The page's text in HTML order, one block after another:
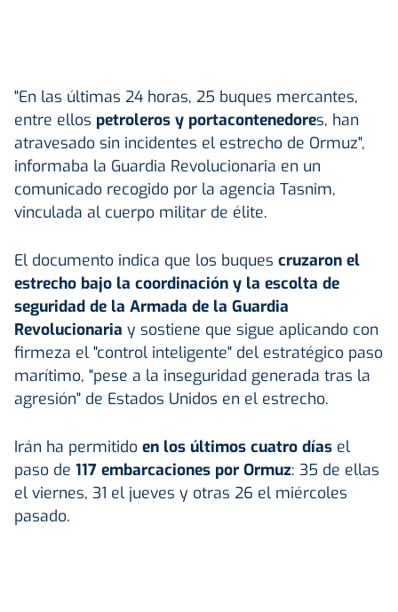
"En las últimas 24 horas, 25 buques mercantes,
entre ellos petroleros y portacontenedores, han
atravesado sin incidentes el estrecho de Ormuz",
informaba la Guardia Revolucionaria en un
comunicado recogido por la agencia Tasnim,
vinculada al cuerpo militar de élite.
El documento indica que los buques cruzaron el
estrecho bajo la coordinación y la escolta de
seguridad de la Armada de la Guardia
Revolucionaria y sostiene que sigue aplicando con
firmeza el "control inteligente" del estratégico paso
marítimo, "pese a la inseguridad generada tras la
agresión" de Estados Unidos en el estrecho.
Irán ha permitido en los últimos cuatro días el
paso de 117 embarcaciones por Ormuz: 35 de ellas
el viernes, 31 el jueves y otras 26 el miércoles
pasado.